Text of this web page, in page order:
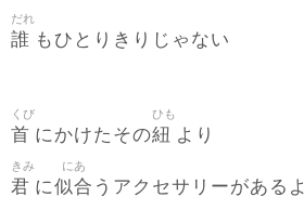
誰
だれ
もひとりきりじゃない
首
くび
にかけたその紐
ひも
より
君
きみ
に似合
にあ
うアクセサリーがあるよ